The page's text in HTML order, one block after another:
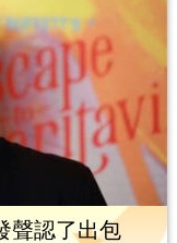
聲認了出包